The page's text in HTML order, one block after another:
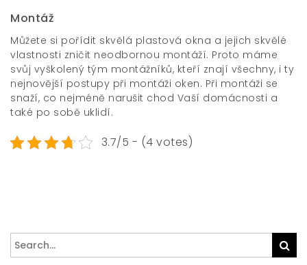
Montáž
Můžete si pořídit skvělá plastová okna a jejich skvělé
vlastnosti zničit neodbornou montáží. Proto máme
svůj vyškolený tým montážníků, kteří znají všechny, i ty
nejnovější postupy při montáži oken. Při montáži se
snaží, co nejméně narušit chod Vaší domácnosti a
také po sobě uklidí.
3.7/5 - (4 votes)
Search
for: